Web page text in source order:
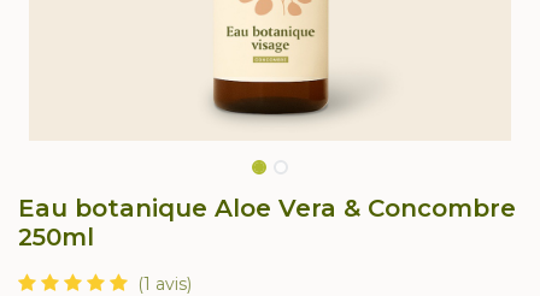
Eau botanique Aloe Vera & Concombre
250ml
(1 avis)